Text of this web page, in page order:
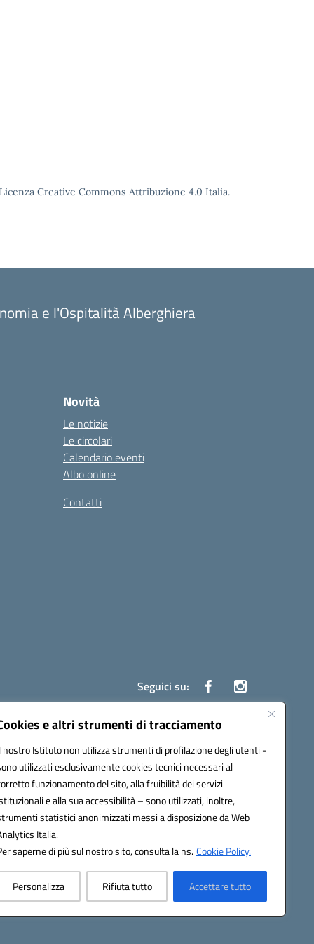
e altri strumenti di tracciamento
nostro Istituto non utilizza strumenti di profilazione degli utenti -
utilizzati esclusivamente cookies tecnici necessari al
funzionamento del sito, alla fruibilità dei servizi
e alla sua accessibilità – sono utilizzati, inoltre,
statistici anonimizzati messi a disposizione da Web
Italia.
saperne di più sul nostro sito, consulta la ns.Cookie Policy.
Personalizza Rifiuta tutto Accettare tutto
Creative Commons Attribuzione 4.0 Italia.
e l'Ospitalità Alberghiera
Novità
Le notizie
Le circolari
Calendario eventi
Albo online
Contatti
Seguici su:
(PEC):czrh04000q@pec.istruzione.it